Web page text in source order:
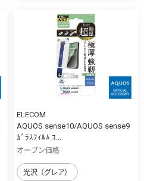
ELECOM
AQUOS sense10/AQUOS sense9
ｶﾞﾗｽﾌｨﾙﾑ ｺ...
オープン価格
光沢（グレア）